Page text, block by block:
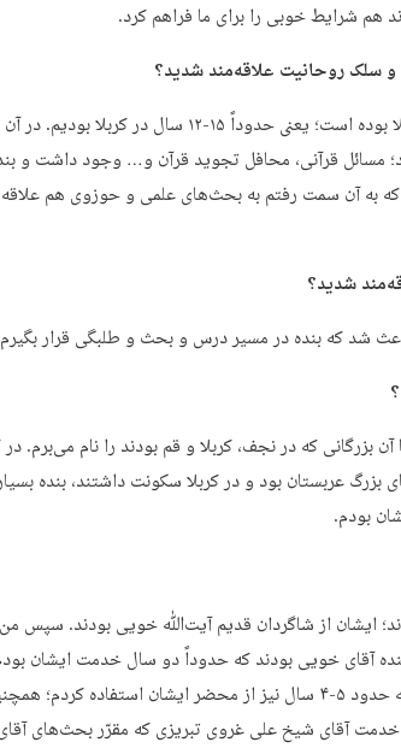
هم شرایط خوبی را برای ما فراهم کرد.
و سلک روحانیت علاقه‌مند شدید؟
اوایل زندگی بنده عموماً در کربلا بوده است؛ یعنی حدوداً ۱۵-۱۲ سال در کربلا
مسائل قرآنی، محافل تجوید قرآن و… وجود داشت و
به آن سمت رفتم به بحث‌های علمی و حوزوی هم
شدید؟
شد که بنده در مسیر درس و بحث و طلبگی قرار
بزرگانی که در نجف، کربلا و قم بودند را نام می‌برم. در
بزرگ عربستان بود و در کربلا سکونت داشتند، بنده
بودم.
۸۰-۷۰ ساله بودند؛ ایشان از شاگردان قدیم آیت‌ﷲ خویی بودند. سپس
آقای خویی بودند که حدوداً دو سال خدمت ایشان
سپس آقای شهید صدر بودند که حدود ۵-۴ سال نیز از محضر ایشان استفاده کردم؛
آقای شیخ علی غروی تبریزی که مقرّر بحث‌های